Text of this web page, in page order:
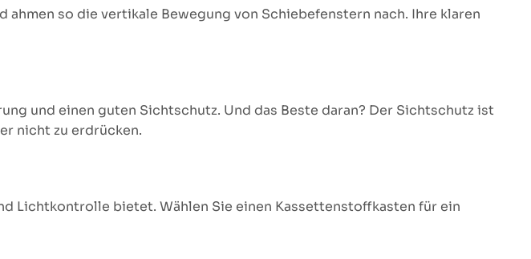
so die vertikale Bewegung von Schiebefenstern nach. Ihre klaren
und einen guten Sichtschutz. Und das Beste daran? Der Sichtschutz ist
nicht zu erdrücken.
Lichtkontrolle bietet. Wählen Sie einen Kassettenstoffkasten für ein